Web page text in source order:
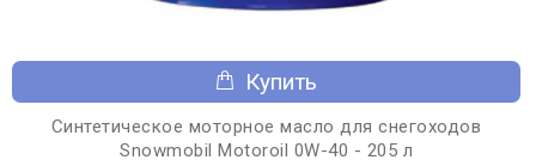
Купить
Синтетическое моторное масло для снегоходов
Snowmobil Motoroil 0W-40 - 205 л